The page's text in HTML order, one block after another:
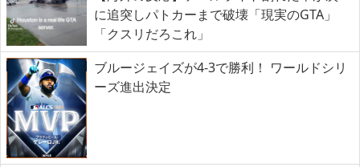
に追突しパトカーまで破壊「現実のGTA」
「クスリだろこれ」
ブルージェイズが4-3で勝利！ ワールドシリ
ーズ進出決定